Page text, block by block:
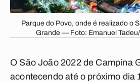
Parque do Povo, onde é realizado o
Grande — Foto: Emanuel
O São João 2022 de Campina
acontecendo até o próximo dia